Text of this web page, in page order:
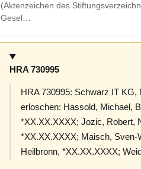
(Aktenzeichen des
Gesel…
HRA 730995
HRA 730995: Schwarz IT
erloschen: Hassold, Michael,
*XX.XX.XXXX; Jozic, Robert,
*XX.XX.XXXX; Maisch, Sven-
Heilbronn, *XX.XX.XXXX;